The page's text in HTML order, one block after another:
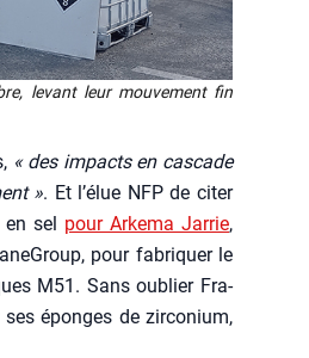
levant leur mou­ve­ment fin
« des impacts en cas­cade
». Et l’é­lue NFP de citer
en sel pour Arke­ma Jar­rie,
pour fabri­quer le
M51. Sans oublier Fra­
éponges de zir­co­nium,